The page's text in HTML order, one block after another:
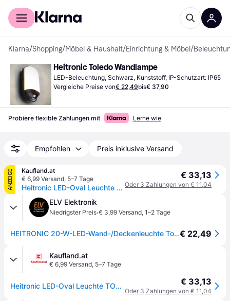
Für Shopper
Klarna/Shopping/Möbel & Haushalt/Einrichtung & Möbel /
Heitronic Toledo Wandlampe
LED-Beleuchtung, Schwarz, Kunststoff, IP-Schutzart: IP65
Vergleiche Preise von€ 22,49bis€ 37,90
Probiere flexible Zahlungen mit Lerne wie
Empfohlen Preis inklusive Versand
ANZEIGE
Kaufland.at
€ 6,99 Versand, 5–7 Tage
Heitronic LED-Oval Leuchte TOLEDO, 20 W, 1400 lm, 4000 K, IP 65, Bewegungsmelder schwarz
€ 33,13
Oder 3 Zahlungen von € 11,04
ELV Elektronik
Niedrigster Preis·€ 3,99 Versand, 1–2 Tage
HEITRONIC 20-W-LED-Wand-/Deckenleuchte Toledo mit 120°-Bewegungsmelder, oval, IP65€ 22,49
Kaufland.at
€ 6,99 Versand, 5–7 Tage
Heitronic LED-Oval Leuchte TOLEDO, 20 W, 1400 lm, 4000 K, IP 65, Bewegungsmelder schwarz € 33,13
Oder 3 Zahlungen von € 11,04